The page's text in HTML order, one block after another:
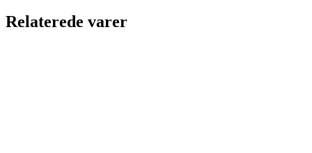
Relaterede varer